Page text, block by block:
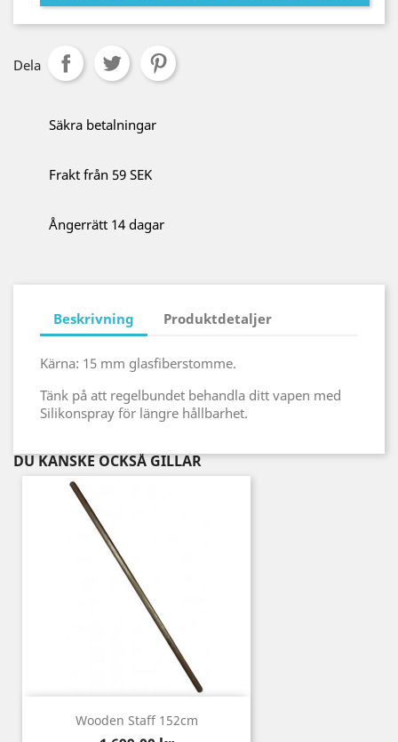
Dela
Säkra betalningar
Frakt från 59 SEK
Ångerrätt 14 dagar
Beskrivning Produktdetaljer
Kärna: 15 mm glasfiberstomme.
Tänk på att regelbundet behandla ditt vapen med
Silikonspray för längre hållbarhet.
DU KANSKE OCKSÅ GILLAR
Wooden Staff 152cm